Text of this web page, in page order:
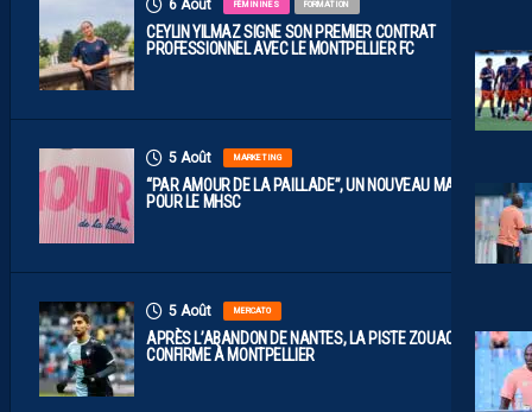
6 Août FÉMININES FORMATION
CEYLIN YILMAZ SIGNE SON PREMIER CONTRAT
PROFESSIONNEL AVEC LE MONTPELLIER FC
5 Août MARKETING
“PAR AMOUR DE LA PAILLADE”, UN NOUVEAU MAILLOT
POUR LE MHSC
5 Août MERCATO
APRÈS L’ABANDON DE NANTES, LA PISTE ZOUAOUI SE
CONFIRME À MONTPELLIER